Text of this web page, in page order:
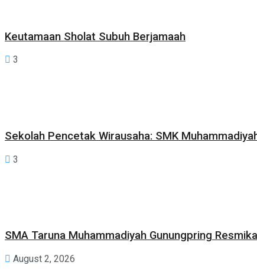
Keutamaan Sholat Subuh Berjamaah
3
Sekolah Pencetak Wirausaha: SMK
3
SMA Taruna Muhammadiyah Gunungpring
August 2, 2026